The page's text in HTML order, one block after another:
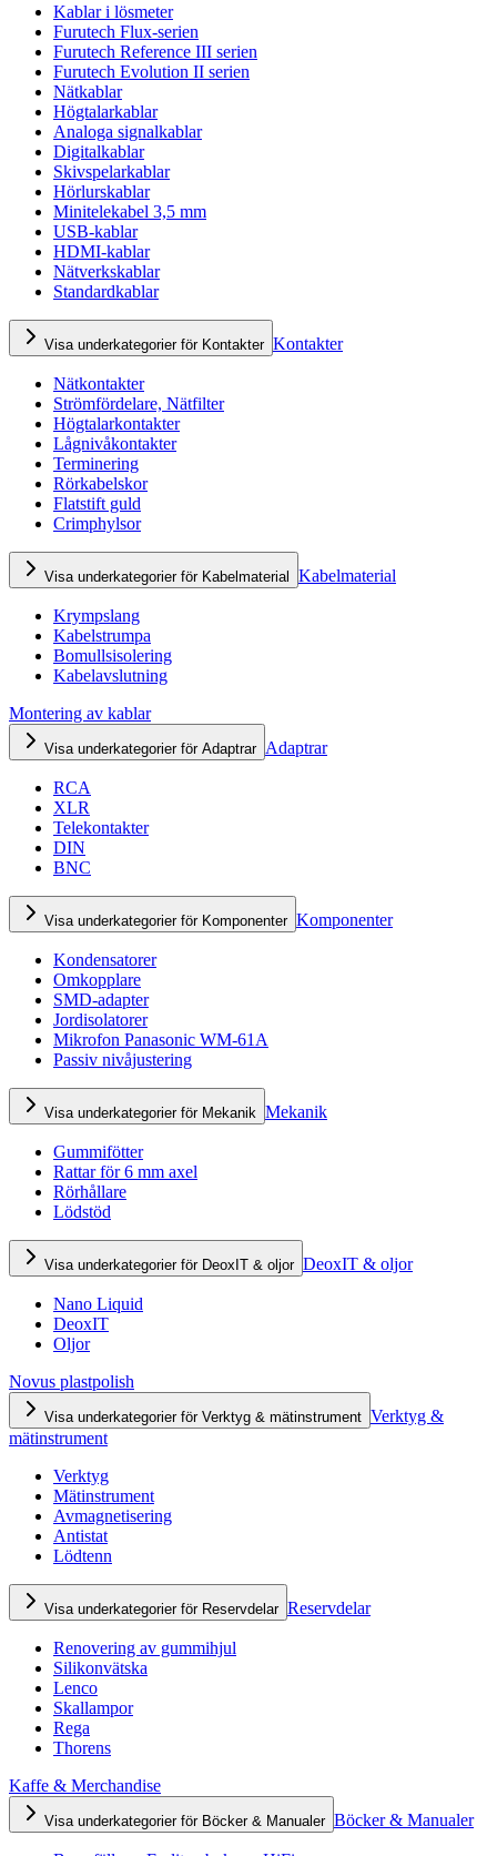
Kablar i lösmeter
Furutech Flux-serien
Furutech Reference III serien
Furutech Evolution II serien
Nätkablar
Högtalarkablar
Analoga signalkablar
Digitalkablar
Skivspelarkablar
Hörlurskablar
Minitelekabel 3,5 mm
USB-kablar
HDMI-kablar
Nätverkskablar
Standardkablar
Visa underkategorier för Kontakter Kontakter
Nätkontakter
Strömfördelare, Nätfilter
Högtalarkontakter
Lågnivåkontakter
Terminering
Rörkabelskor
Flatstift guld
Crimphylsor
Visa underkategorier för Kabelmaterial Kabelmaterial
Krympslang
Kabelstrumpa
Bomullsisolering
Kabelavslutning
Montering av kablar
Visa underkategorier för Adaptrar Adaptrar
RCA
XLR
Telekontakter
DIN
BNC
Visa underkategorier för Komponenter Komponenter
Kondensatorer
Omkopplare
SMD-adapter
Jordisolatorer
Mikrofon Panasonic WM-61A
Passiv nivåjustering
Visa underkategorier för Mekanik Mekanik
Gummifötter
Rattar för 6 mm axel
Rörhållare
Lödstöd
Visa underkategorier för DeoxIT & oljor DeoxIT & oljor
Nano Liquid
DeoxIT
Oljor
Novus plastpolish
Visa underkategorier för Verktyg & mätinstrument Verktyg &
mätinstrument
Verktyg
Mätinstrument
Avmagnetisering
Antistat
Lödtenn
Visa underkategorier för Reservdelar Reservdelar
Renovering av gummihjul
Silikonvätska
Lenco
Skallampor
Rega
Thorens
Kaffe & Merchandise
Visa underkategorier för Böcker & Manualer Böcker & Manualer